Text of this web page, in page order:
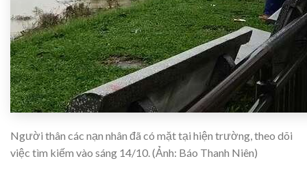
Người thân các nạn nhân đã có mặt tại hiện trường, theo dõi
việc tìm kiếm vào sáng 14/10. (Ảnh: Báo Thanh Niên)